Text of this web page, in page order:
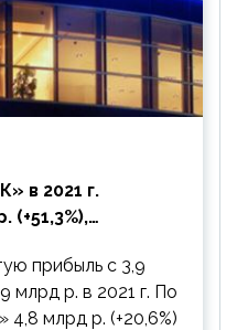
в 2021 г.
(+51,3%),
прибыль с 3,9
млрд р. в 2021 г. По
млрд р. (+20,6%)